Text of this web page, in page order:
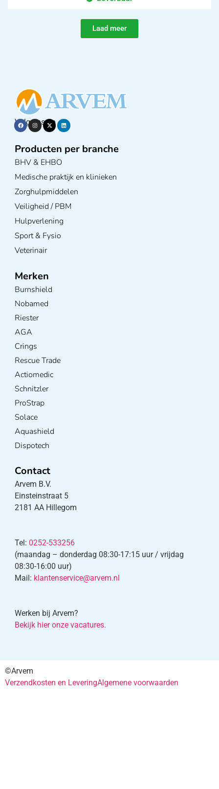
Laad meer
Volg ons op
Producten per branche
BHV & EHBO
Medische praktijk en klinieken
Zorghulpmiddelen
Veiligheid / PBM
Hulpverlening
Sport & Fysio
Veterinair
Merken
Burnshield
Nobamed
Riester
AGA
Crings
Rescue Trade
Actiomedic
Schnitzler
ProStrap
Solace
Aquashield
Dispotech
Contact
Arvem B.V.
Einsteinstraat 5
2181 AA Hillegom
Tel: 0252-533256
(maandag – donderdag 08:30-17:15 uur / vrijdag
08:30-16:00 uur)
Mail: klantenservice@arvem.nl
Werken bij Arvem?
Bekijk hier onze vacatures.
©Arvem
Verzendkosten en LeveringAlgemene voorwaarden